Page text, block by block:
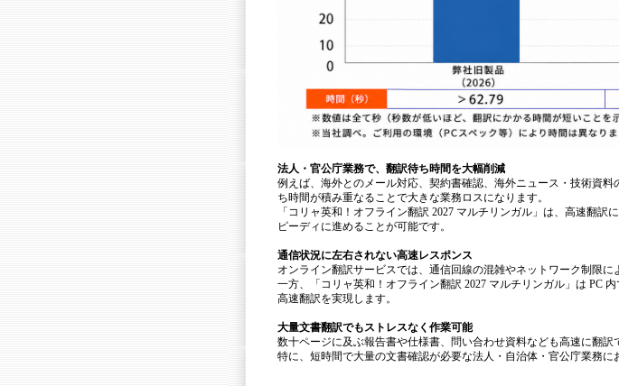
法人・官公庁業務で、翻訳待ち時間を大幅削減
例えば、海外とのメール対応、契約書確認、海外ニュース・技術資
ち時間が積み重なることで大きな業務ロスになります。
「コリャ英和！オフライン翻訳 2027 マルチリンガル」は、高速翻
ピーディに進めることが可能です。
通信状況に左右されない高速レスポンス
オンライン翻訳サービスでは、通信回線の混雑やネットワーク制限に
一方、「コリャ英和！オフライン翻訳 2027 マルチリンガル」は PC
高速翻訳を実現します。
大量文書翻訳でもストレスなく作業可能
数十ページに及ぶ報告書や仕様書、問い合わせ資料なども高速に翻訳
特に、短時間で大量の文書確認が必要な法人・自治体・官公庁業務に